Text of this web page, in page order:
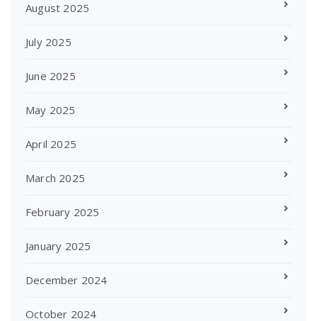
August 2025
July 2025
June 2025
May 2025
April 2025
March 2025
February 2025
January 2025
December 2024
October 2024